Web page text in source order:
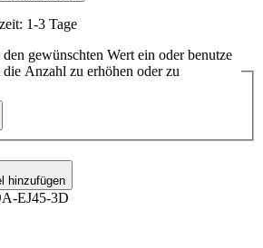
1-3 Tage
gewünschten Wert ein oder benutze
Anzahl zu erhöhen oder zu
hinzufügen
EJ45-3D